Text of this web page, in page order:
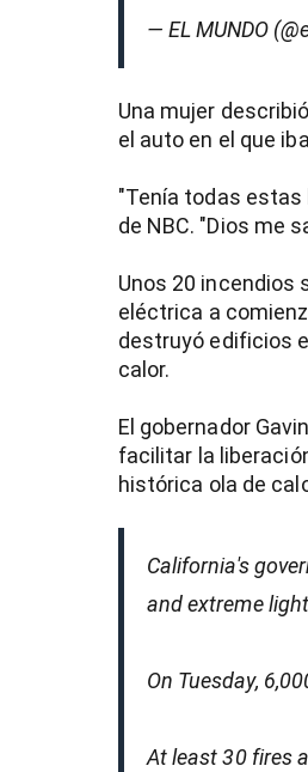
— EL MUNDO
Una mujer
el auto en el que
"Tenía todas estas
de NBC. "Dios me
Unos 20 incendios
eléctrica a
destruyó edificios
calor.
El gobernador
facilitar la
histórica ola de
California's
and extreme
On Tuesday,
At least 30 fires